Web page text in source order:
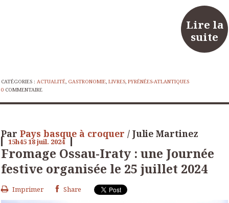
Lire la
suite
CATÉGORIES : ACTUALITÉ GASTRONOMIE LIVRES PYRÉNÉES-ATLANTIQUES
0 COMMENTAIRE
Par Pays basque à croquer / Julie Martinez
15h4518juil. 2024
Fromage Ossau-Iraty : une Journée
festive organisée le 25 juillet 2024
Imprimer Share